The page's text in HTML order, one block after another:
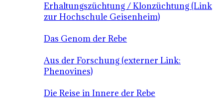
Erhaltungszüchtung / Klonzüchtung (Link
zur Hochschule Geisenheim)
Das Genom der Rebe
Aus der Forschung (externer Link:
Phenovines)
Die Reise in Innere der Rebe